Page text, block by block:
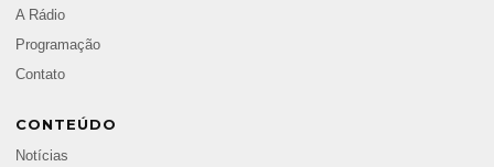
A Rádio
Programação
Contato
CONTEÚDO
Notícias